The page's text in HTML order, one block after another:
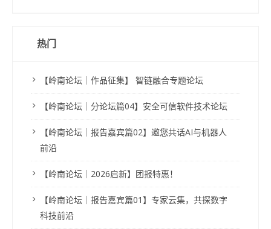
热门
【岭南论坛｜作品征集】 智链融合专题论坛
【岭南论坛｜分论坛篇04】安全可信软件技术论坛
【岭南论坛｜报告嘉宾篇02】邀您共话AI与机器人
前沿
【岭南论坛｜2026启新】团报特惠！
【岭南论坛｜报告嘉宾篇01】专家云集，共探数字
科技前沿